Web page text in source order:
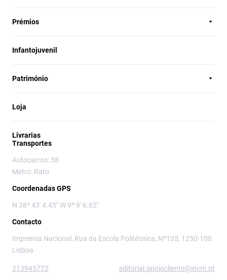
Prémios
Infantojuvenil
Património
Loja
Livrarias
Transportes
Autocarros: 58
Metro: Rato
Coordenadas GPS
N 38º 43' 4.45" W 9º 9' 6.62"
Contacto
Imprensa Nacional, Rua da Escola Politécnica, Nº135, 1250-100
Lisboa
213945772 editorial.apoiocliente@incm.pt